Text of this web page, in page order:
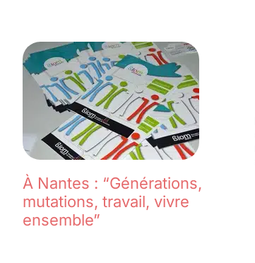
À Nantes : “Générations,
mutations, travail, vivre
ensemble”